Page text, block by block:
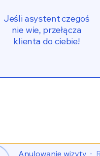
Jeśli asystent czegoś
nie wie, przełącza
klienta do ciebie!
Anulowanie wizyty